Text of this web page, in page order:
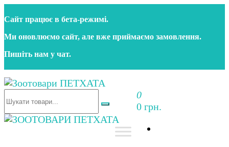
до
контенту
Сайт працює в бета‑режимі.
Ми оновлюємо сайт, але вже приймаємо замовлення.
Пишіть нам у чат.
Зоотовари ПЕТХАТА
Зоомагазин для собак та котів | Корм, іграшки,
аксесуари та догляд за тваринами. Доставка по
0
0 грн.